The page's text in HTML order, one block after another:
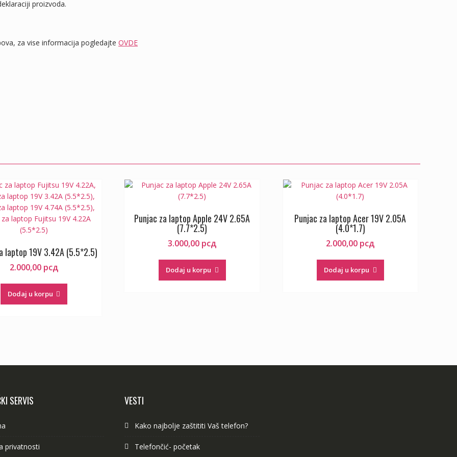
proizvoda.
za vise informacija pogledajte OVDE
laptop 19V 3.42A (5.5*2.5)
2.000,00 рсд
Dodaj u korpu
Punjac za laptop Apple 24V 2.65A
(7.7*2.5)
3.000,00 рсд
Dodaj u korpu
Punjac za laptop Acer 19V 2.05A
(4.0*1.7)
2.000,00 рсд
Dodaj u korpu
SERVIS
privatnosti
VESTI
Kako najbolje zaštititi Vaš telefon?
Telefončić- početak